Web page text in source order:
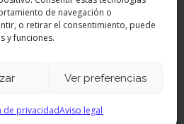
de navegación o
o retirar el consentimiento, puede
y funciones.
Ver preferencias
de privacidadAviso legal
cookies